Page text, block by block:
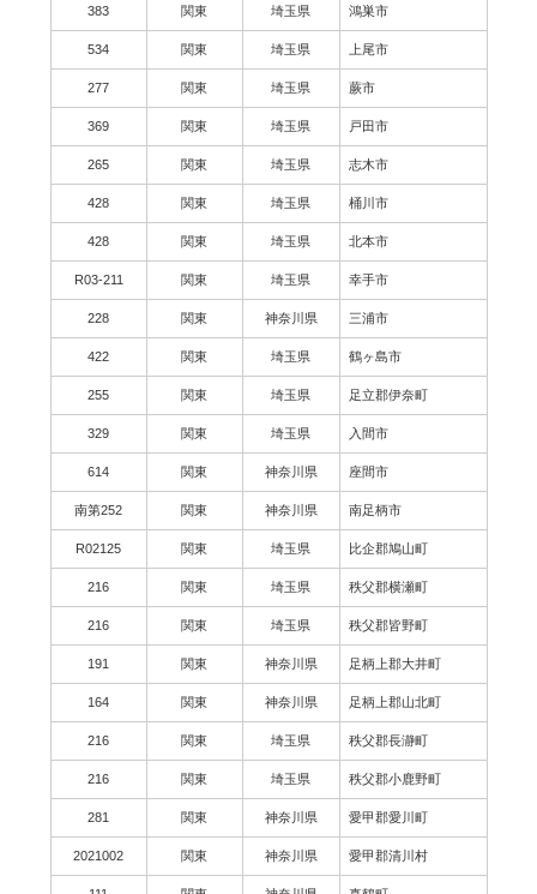
383 関東 埼玉県 鴻巣市
534 関東 埼玉県 上尾市
277 関東 埼玉県 蕨市
369 関東 埼玉県 戸田市
265 関東 埼玉県 志木市
428 関東 埼玉県 桶川市
428 関東 埼玉県 北本市
R03-211 関東 埼玉県 幸手市
228 関東 神奈川県 三浦市
422 関東 埼玉県 鶴ヶ島市
255 関東 埼玉県 足立郡伊奈町
329 関東 埼玉県 入間市
614 関東 神奈川県 座間市
南第252 関東 神奈川県 南足柄市
R02125 関東 埼玉県 比企郡鳩山町
216 関東 埼玉県 秩父郡横瀬町
216 関東 埼玉県 秩父郡皆野町
191 関東 神奈川県 足柄上郡大井町
164 関東 神奈川県 足柄上郡山北町
216 関東 埼玉県 秩父郡長瀞町
216 関東 埼玉県 秩父郡小鹿野町
281 関東 神奈川県 愛甲郡愛川町
2021002 関東 神奈川県 愛甲郡清川村